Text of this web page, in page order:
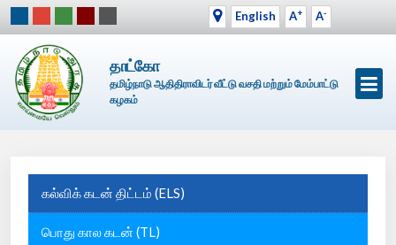
English A+ A-
தாட்கோ
தமிழ்நாடு ஆதிதிராவிடர் வீட்டு வசதி மற்றும் மேம்பாட்டு
கழகம்
கல்விக் கடன் திட்டம் (ELS)
பொது கால கடன் (TL)